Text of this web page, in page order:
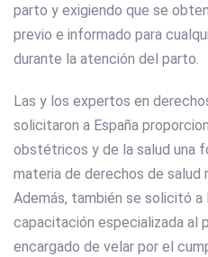
parto y exigiendo que se
previo e informado para
durante la atención del parto.
Las y los expertos en
solicitaron a España
obstétricos y de la salud una
materia de derechos de salud
Además, también se solicitó a
capacitación especializada al
encargado de velar por el